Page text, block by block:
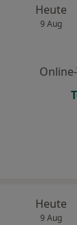
Heute
9 Aug
Heute
9 Aug